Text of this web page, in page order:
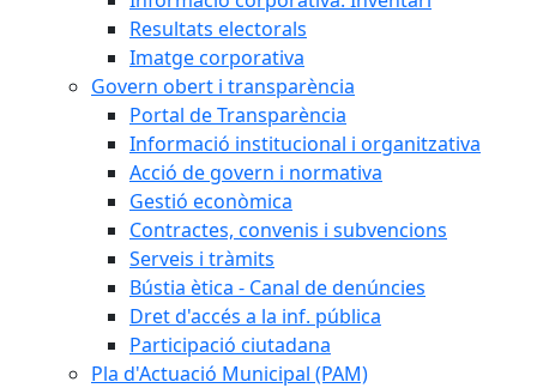
Resultats electorals
Imatge corporativa
Govern obert i transparència
Portal de Transparència
Informació institucional i organitzativa
Acció de govern i normativa
Gestió econòmica
Contractes, convenis i subvencions
Serveis i tràmits
Bústia ètica - Canal de denúncies
Dret d'accés a la inf. pública
Participació ciutadana
Pla d'Actuació Municipal (PAM)